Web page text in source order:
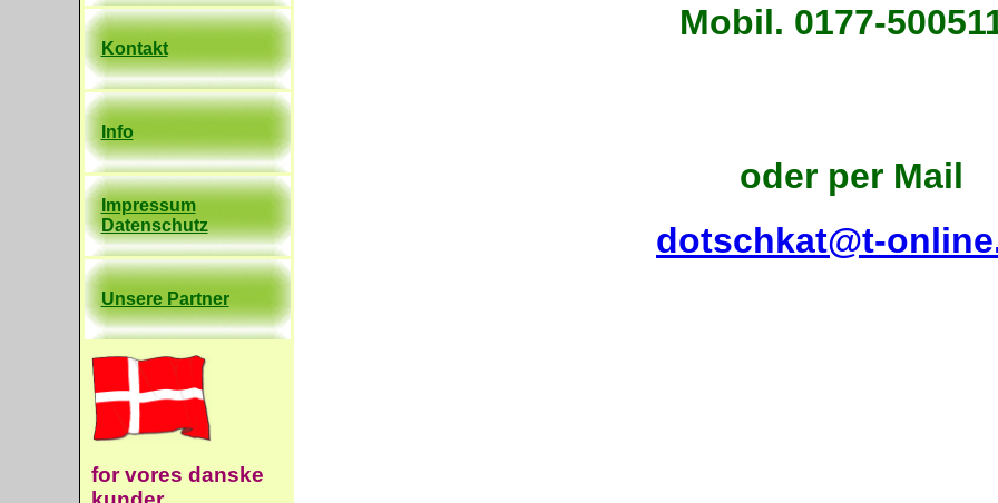
Kontakt
Info
Impressum
Datenschutz
Unsere Partner
for vores danske
Mobil. 0177-
oder per Mail
dotschkat@t-